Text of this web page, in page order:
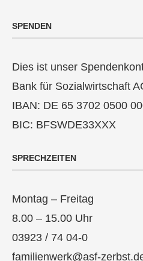
SPENDEN
Dies ist unser
Bank für Sozialwirtschaft
IBAN: DE 65 3702 0500
BIC: BFSWDE33XXX
SPRECHZEITEN
Montag – Freitag
8.00 – 15.00 Uhr
03923 / 74 04-0
familienwerk@asf-